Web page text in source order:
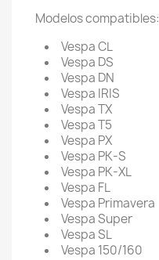
Modelos compatibles:
Vespa CL
Vespa DS
Vespa DN
Vespa IRIS
Vespa TX
Vespa T5
Vespa PX
Vespa PK-S
Vespa PK-XL
Vespa FL
Vespa Primavera
Vespa Super
Vespa SL
Vespa 150/160